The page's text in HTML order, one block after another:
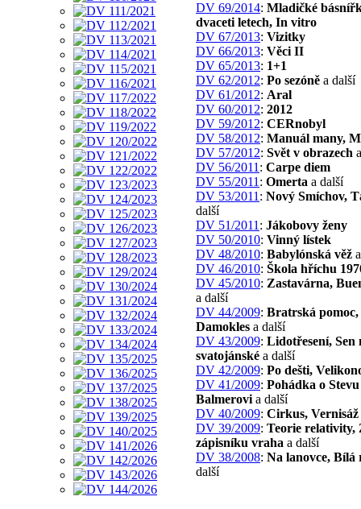
DV 69/2014: Mladičké
dvaceti letech, In vitro
DV 67/2013: Vizitky
DV 66/2013: Věci II
DV 65/2013: 1+1
DV 62/2012: Po sezóně a další
DV 61/2012: Aral
DV 60/2012: 2012
DV 59/2012: CERnobyl
DV 58/2012: Manuál many,
DV 57/2012: Svět v obrazech
DV 56/2011 : Carpe diem
DV 55/2011 : Omerta a další
DV 53/2011 : Nový Smíchov,
další
DV 51/2011 : Jákobovy ženy
DV 50/2010: Vinný lístek
DV 48/2010: Babylónská věž
DV 46/2010: Škola hříchu
DV 45/2010: Zastavárna,
a další
DV 44/2009: Bratrská pomoc,
Damokles a další
DV 43/2009: Lidotřesení, Sen
svatojánské a další
DV 42/2009: Po dešti,
DV 41/2009: Pohádka o Stevu
Balmerovi a další
DV 40/2009: Cirkus, Vernisáž
DV 39/2009: Teorie relativity,
zápisníku vraha a další
DV 38/2008: Na lanovce, Bílá
další